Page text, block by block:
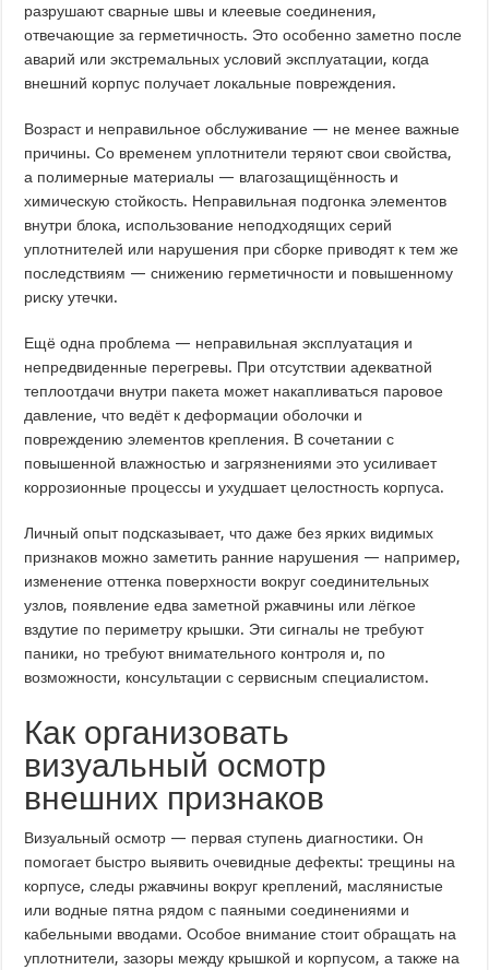
разрушают сварные швы и клеевые соединения,
отвечающие за герметичность. Это особенно заметно после
аварий или экстремальных условий эксплуатации, когда
внешний корпус получает локальные повреждения.
Возраст и неправильное обслуживание — не менее важные
причины. Со временем уплотнители теряют свои свойства,
а полимерные материалы — влагозащищённость и
химическую стойкость. Неправильная подгонка элементов
внутри блока, использование неподходящих серий
уплотнителей или нарушения при сборке приводят к тем же
последствиям — снижению герметичности и повышенному
риску утечки.
Ещё одна проблема — неправильная эксплуатация и
непредвиденные перегревы. При отсутствии адекватной
теплоотдачи внутри пакета может накапливаться паровое
давление, что ведёт к деформации оболочки и
повреждению элементов крепления. В сочетании с
повышенной влажностью и загрязнениями это усиливает
коррозионные процессы и ухудшает целостность корпуса.
Личный опыт подсказывает, что даже без ярких видимых
признаков можно заметить ранние нарушения — например,
изменение оттенка поверхности вокруг соединительных
узлов, появление едва заметной ржавчины или лёгкое
вздутие по периметру крышки. Эти сигналы не требуют
паники, но требуют внимательного контроля и, по
возможности, консультации с сервисным специалистом.
Как организовать
визуальный осмотр
внешних признаков
Визуальный осмотр — первая ступень диагностики. Он
помогает быстро выявить очевидные дефекты: трещины на
корпусе, следы ржавчины вокруг креплений, маслянистые
или водные пятна рядом с паяными соединениями и
кабельными вводами. Особое внимание стоит обращать на
уплотнители, зазоры между крышкой и корпусом, а также на